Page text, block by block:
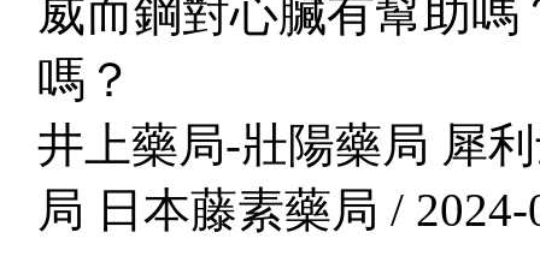
威而鋼對心臟有幫助
嗎？
井上藥局-壯陽藥局 犀
局 日本藤素藥局 / 2024-